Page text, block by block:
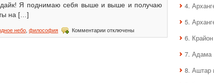
Я поднимаю себя выше и выше и получаю
на […]
небо философия Комментариик
записи
отключены
4.
5.
6. Крайон
7. Адама
8. Аштар